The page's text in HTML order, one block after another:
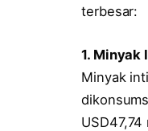
terbesar:
1. Minyak
Minyak